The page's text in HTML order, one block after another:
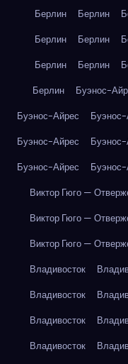
Берлин Берлин
Берлин
Берлин
Берлин
Берлин
Берлин
Буэнос-
Буэнос-Айрес
Буэнос-Айрес
Буэнос-Айрес
Виктор Гюго —
Виктор Гюго —
Виктор Гюго —
Владивосток
Владивосток
Владивосток
Владивосток